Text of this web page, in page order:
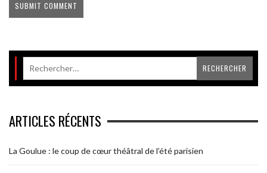
ARTICLES RÉCENTS
La Goulue : le coup de cœur théâtral de l’été parisien